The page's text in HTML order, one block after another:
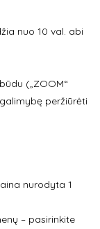
nuo 10 val. abi
(„ZOOM“
peržiūrėti
nurodyta 1
– pasirinkite